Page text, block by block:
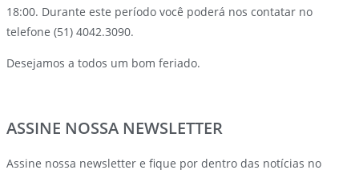
18:00. Durante este período você poderá nos contatar no
telefone (51) 4042.3090.
Desejamos a todos um bom feriado.
ASSINE NOSSA NEWSLETTER
Assine nossa newsletter e fique por dentro das notícias no